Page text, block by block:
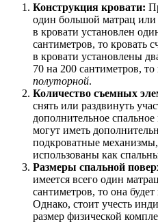
Конструкция кровати:
один большой матрац или
в кровати установлен
сантиметров, то кровать
в кровати установлены
70 на 200 сантиметров, то
полуторной.
Количество съемных
снять или раздвинуть
дополнительное
могут иметь
подкроватные
использованы как
Размеры спальной
имеется всего один
сантиметров, то она
Однако, стоит учесть
размер физической